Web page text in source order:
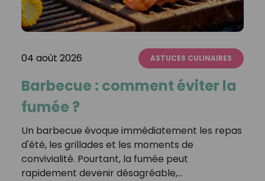
04 août 2026 ASTUCES CULINAIRES
Barbecue : comment éviter la
fumée ?
Un barbecue évoque immédiatement les repas
d'été, les grillades et les moments de
convivialité. Pourtant, la fumée peut
rapidement devenir désagréable,…